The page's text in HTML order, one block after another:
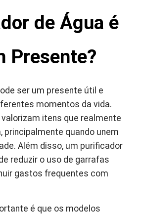
de Água é
Presente?
ser um presente útil e
momentos da vida.
itens que realmente
principalmente quando unem
Além disso, um purificador
reduzir o uso de garrafas
gastos frequentes com
é que os modelos